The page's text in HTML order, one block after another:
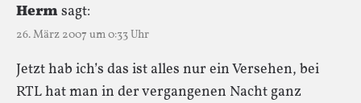
Hermsagt:
26. März 2007 um 0:33 Uhr
Jetzt hab ich’s das ist alles nur ein Versehen, bei
RTL hat man in der vergangenen Nacht ganz